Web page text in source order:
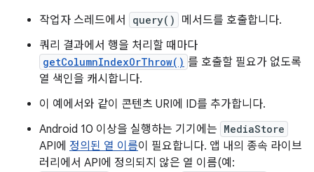
작업자 스레드에서
query()
메서드를 호출합니다.
쿼리 결과에서 행을 처리할 때마다
getColumnIndexOrThrow() 를 호출할 필요가 없도록
열 색인을 캐시합니다.
이 예에서와 같이 콘텐츠 URI에 ID를 추가합니다.
Android 10 이상을 실행하는 기기에는 MediaStore
API에 정의된 열 이름이 필요합니다. 앱 내의 종속 라이브
러리에서 API에 정의되지 않은 열 이름(예: